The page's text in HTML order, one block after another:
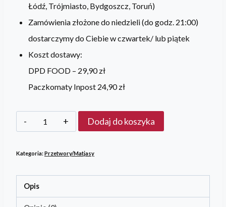
Łódź, Trójmiasto, Bydgoszcz, Toruń)
Zamówienia złożone do niedzieli (do godz. 21:00)
dostarczymy do Ciebie w czwartek/ lub piątek
Koszt dostawy:
DPD FOOD – 29,90 zł
Paczkomaty Inpost 24,90 zł
ilość
Pasta
z
łososia
Sockeye
Dodaj do koszyka
Kategoria:Przetwory/Matjasy
Opis